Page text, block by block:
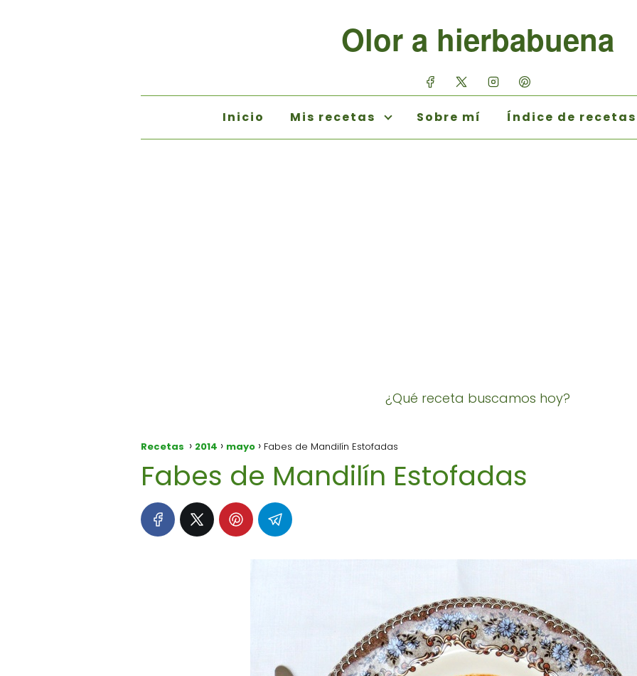
Olor a hierbabuena
Inicio Mis recetas Sobre mí Índice de recetas
¿Qué receta buscamos hoy?
Recetas 2014 mayo Fabes de Mandilín Estofadas
Fabes de Mandilín Estofadas